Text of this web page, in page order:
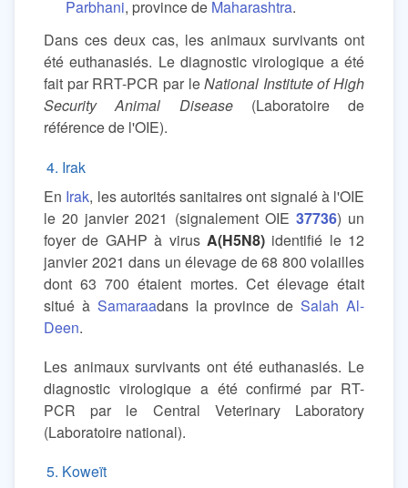
Parbhani, province de Maharashtra.
Dans ces deux cas, les animaux survivants ont
été euthanasiés. Le diagnostic virologique a été
fait par RRT-PCR par leNational Institute of High
Security Animal Disease(Laboratoire de
référence de l'OIE).
4. Irak
En Irak, les autorités sanitaires ont signalé à l'OIE
le 20 janvier 2021 (signalement OIE 37736) un
foyer de GAHP à virus A(H5N8)identifié le 12
janvier 2021 dans un élevage de 68 800 volailles
dont 63 700 étaient mortes. Cet élevage était
situé à Samaraadans la province deSalah Al-
Deen.
Les animaux survivants ont été euthanasiés. Le
diagnostic virologique a été confirmé par RT-
PCR par le Central Veterinary Laboratory
(Laboratoire national).
5. Koweït